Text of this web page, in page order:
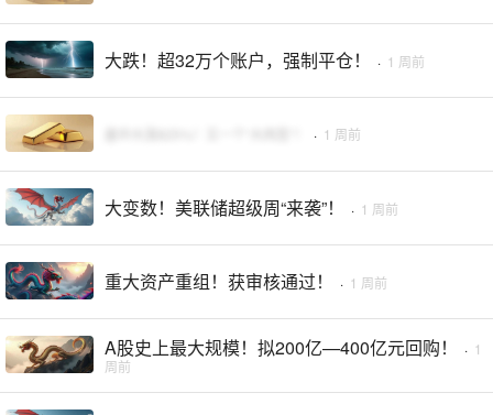
大跌！超32万个账户，强制平仓！ · 1 周前
· 1 周前
大变数！美联储超级周“来袭”！ · 1 周前
重大资产重组！获审核通过！ · 1 周前
A股史上最大规模！拟200亿—400亿元回购！ · 1
周前